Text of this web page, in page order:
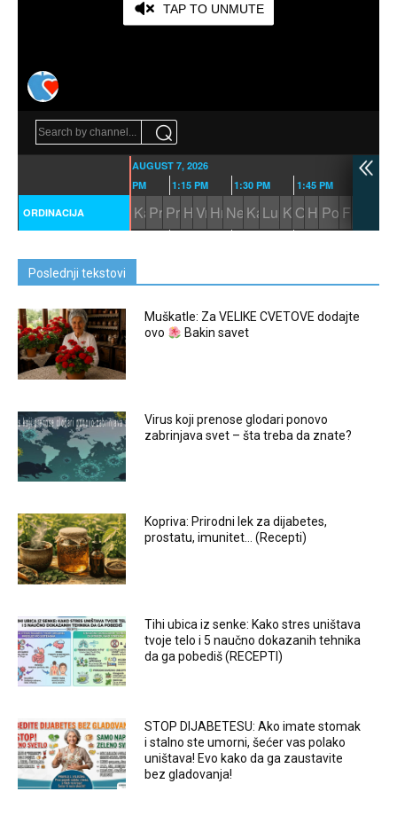
Poslednji tekstovi
Muškatle: Za VELIKE CVETOVE dodajte
ovo
Bakin savet
Virus koji prenose glodari ponovo
zabrinjava svet – šta treba da znate?
Kopriva: Prirodni lek za dijabetes,
prostatu, imunitet… (Recepti)
Tihi ubica iz senke: Kako stres uništava
tvoje telo i 5 naučno dokazanih tehnika
da ga pobediš (RECEPTI)
STOP DIJABETESU: Ako imate stomak
i stalno ste umorni, šećer vas polako
uništava! Evo kako da ga zaustavite
bez gladovanja!